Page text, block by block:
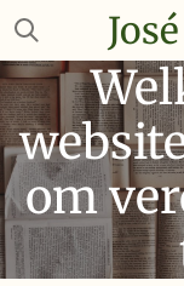
Ga
naar
de
hoofdinhoud
om